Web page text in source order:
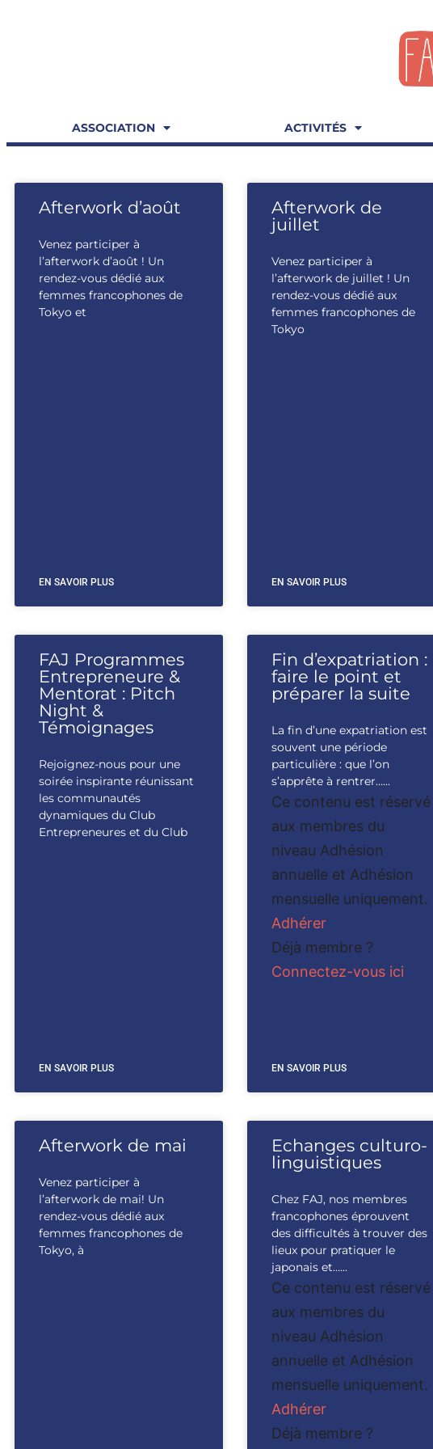
ASSOCIATION ACTIVITÉS
Afterwork d’août
Venez participer à
l’afterwork d’août ! Un
rendez-vous dédié aux
femmes francophones de
Tokyo et
EN SAVOIR PLUS
Afterwork de
juillet
Venez participer à
l’afterwork de juillet ! Un
rendez-vous dédié aux
femmes francophones de
Tokyo
EN SAVOIR PLUS
FAJ Programmes
Entrepreneure &
Mentorat : Pitch
Night &
Témoignages
Rejoignez-nous pour une
soirée inspirante réunissant
les communautés
dynamiques du Club
Entrepreneures et du Club
EN SAVOIR PLUS
Fin d’expatriation :
faire le point et
préparer la suite
La fin d’une expatriation est
souvent une période
particulière : que l’on
s’apprête à rentrer…...
Ce contenu est réservé
aux membres du
niveau Adhésion
annuelle et Adhésion
mensuelle uniquement.
Adhérer
Déjà membre ?
Connectez-vous ici
EN SAVOIR PLUS
Afterwork de mai
Venez participer à
l’afterwork de mai! Un
rendez-vous dédié aux
femmes francophones de
Tokyo, à
Echanges culturo-
linguistiques
Chez FAJ, nos membres
francophones éprouvent
des difficultés à trouver des
lieux pour pratiquer le
japonais et…...
Ce contenu est réservé
aux membres du
niveau Adhésion
annuelle et Adhésion
mensuelle uniquement.
Adhérer
Déjà membre ?